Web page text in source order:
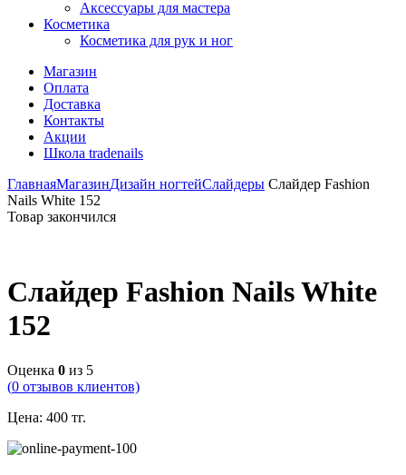
Аксессуары для мастера
Косметика
Косметика для рук и ног
Магазин
Оплата
Доставка
Контакты
Акции
Школа tradenails
ГлавнаяМагазинДизайн ногтейСлайдеры Слайдер Fashion
Nails White 152
Товар закончился
Слайдер Fashion Nails White
152
Оценка 0 из 5
(0 отзывов клиентов)
Цена: 400 тг.